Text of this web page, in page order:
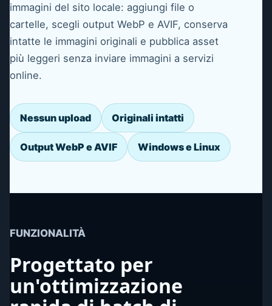
immagini del sito locale: aggiungi file o
cartelle, scegli output WebP e AVIF, conserva
intatte le immagini originali e pubblica asset
più leggeri senza inviare immagini a servizi
online.
Nessun upload Originali intatti
Output WebP e AVIF Windows e Linux
FUNZIONALITÀ
Progettato per
un'ottimizzazione